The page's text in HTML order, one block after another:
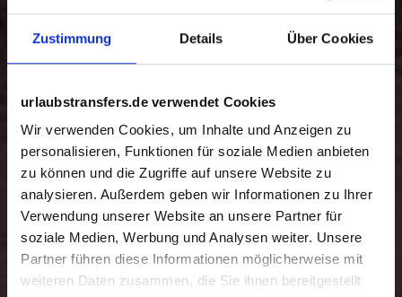
Zustimmung Details Über Cookies
urlaubstransfers.de verwendet Cookies
Wir verwenden Cookies, um Inhalte und Anzeigen zu
personalisieren, Funktionen für soziale Medien anbieten
zu können und die Zugriffe auf unsere Website zu
analysieren. Außerdem geben wir Informationen zu Ihrer
Verwendung unserer Website an unsere Partner für
soziale Medien, Werbung und Analysen weiter. Unsere
Partner führen diese Informationen möglicherweise mit
weiteren Daten zusammen, die Sie ihnen bereitgestellt